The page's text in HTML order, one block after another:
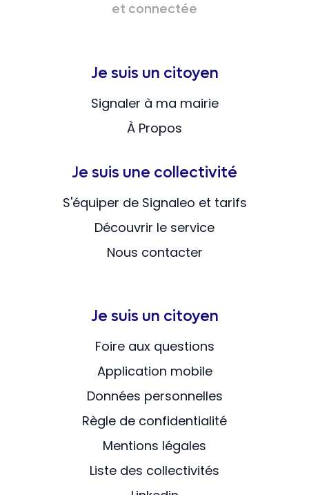
et connectée
Je suis un citoyen
Signaler à ma mairie
À Propos
Je suis une collectivité
S'équiper de Signaleo et tarifs
Découvrir le service
Nous contacter
Je suis un citoyen
Foire aux questions
Application mobile
Données personnelles
Règle de confidentialité
Mentions légales
Liste des collectivités